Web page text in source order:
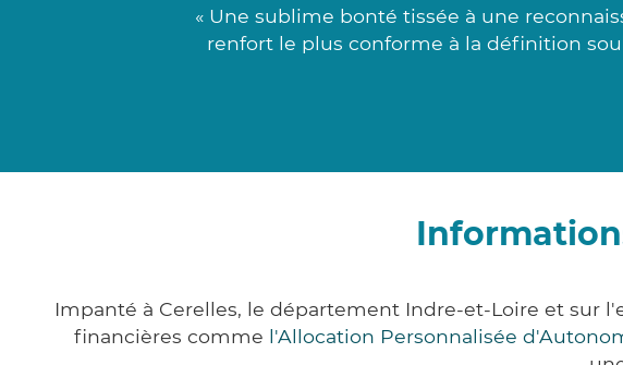
« Une sublime bonté tissée à une
renfort le plus conforme à la définition
Impanté à Cerelles, le département Indre-et-Loire et sur
financières comme l'Allocation Personnalisée